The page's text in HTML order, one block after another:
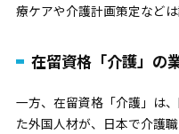
療ケアや介護計画策定など
在留資格「介護」の
一方、在留資格「介護」は、
た外国人材が、日本で介護